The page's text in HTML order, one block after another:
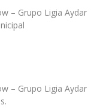
– Grupo Ligia Aydar
– Grupo Ligia Aydar